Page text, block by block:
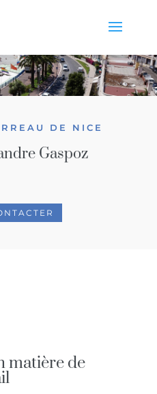
DE NICE
Gaspoz
matière de